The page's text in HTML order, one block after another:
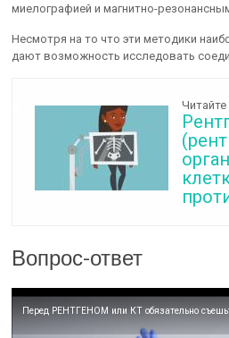
миелографией и магнитно-
Несмотря на то что эти методики
дают возможность исследовать
Вопрос-ответ
Перед РЕНТГЕНОМ или КТ обязательно